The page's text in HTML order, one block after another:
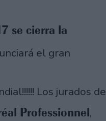
se cierra la
el gran
Los jurados de
Professionnel,